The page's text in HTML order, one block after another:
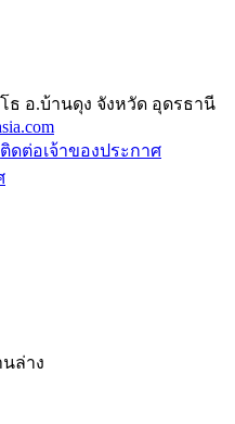
โธ อ.บ้านดุง จังหวัด อุดรธานี
ติดต่อเจ้าของประกาศ
ล่าง